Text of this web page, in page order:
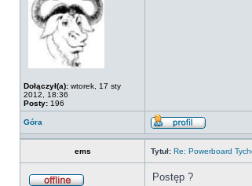
Dołączył(a): wtorek, 17 sty
2012, 18:36
Posty: 196
Góra
ems Tytuł: Re: Powerboard
Postęp ?